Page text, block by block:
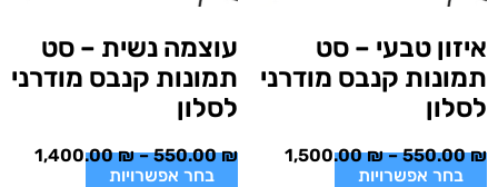
איזון טבעי – סט
תמונות קנבס מודרני
לסלון
550.00₪
–
1,500.00₪
בחר אפשרויות
עוצמה נשית – סט
תמונות קנבס מודרני
לסלון
550.00₪
–
1,400.00₪
בחר אפשרויות